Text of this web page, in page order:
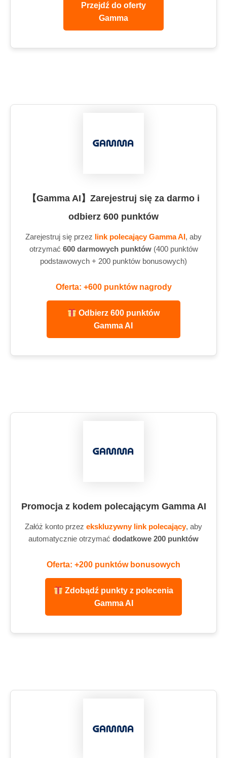
Przejdź do oferty
Gamma
【Gamma AI】Zarejestruj się za darmo i
odbierz 600 punktów
Zarejestruj się przez link polecający Gamma AI, aby
otrzymać 600 darmowych punktów(400 punktów
podstawowych + 200 punktów bonusowych)
Oferta: +600 punktów nagrody
Odbierz 600 punktów
Gamma AI
Promocja z kodem polecającym Gamma AI
Załóż konto przez ekskluzywny link polecający, aby
automatycznie otrzymać dodatkowe 200 punktów
Oferta: +200 punktów bonusowych
Zdobądź punkty z polecenia
Gamma AI